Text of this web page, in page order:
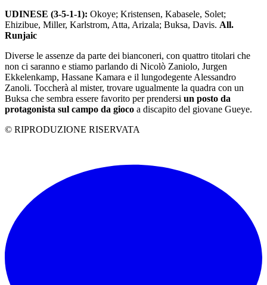
UDINESE (3-5-1-1): Okoye; Kristensen, Kabasele, Solet;
Ehizibue, Miller, Karlstrom, Atta, Arizala; Buksa, Davis. All.
Runjaic
Diverse le assenze da parte dei bianconeri, con quattro titolari che
non ci saranno e stiamo parlando di Nicolò Zaniolo, Jurgen
Ekkelenkamp, Hassane Kamara e il lungodegente Alessandro
Zanoli. Toccherà al mister, trovare ugualmente la quadra con un
Buksa che sembra essere favorito per prendersi un posto da
protagonista sul campo da gioco a discapito del giovane Gueye.
© RIPRODUZIONE RISERVATA